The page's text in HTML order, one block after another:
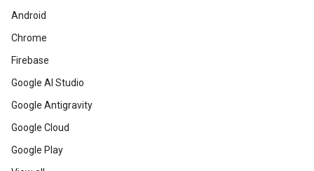
Android
Chrome
Firebase
Google AI Studio
Google Antigravity
Google Cloud
Google Play